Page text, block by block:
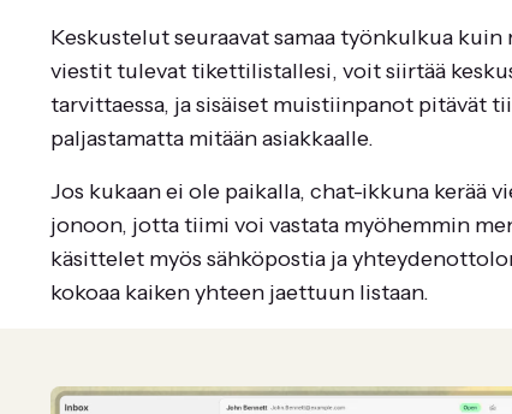
Keskustelut seuraavat samaa työnkulkua
viestit tulevat tikettilistallesi, voit siirtää
tarvittaessa, ja sisäiset muistiinpanot pitävät
paljastamatta mitään asiakkaalle.
Jos kukaan ei ole paikalla, chat-ikkuna kerää
jonoon, jotta tiimi voi vastata myöhemmin
käsittelet myös sähköpostia ja
kokoaa kaiken yhteen jaettuun listaan.